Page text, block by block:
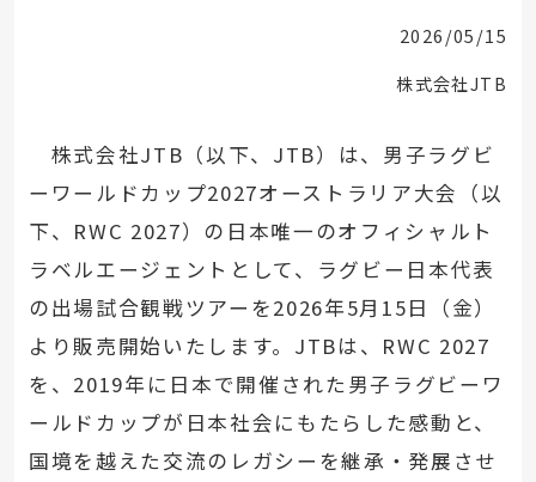
2026/05/15
株式会社JTB
株式会社JTB（以下、JTB）は、男子ラグビ
ーワールドカップ2027オーストラリア大会（以
下、RWC 2027）の日本唯一のオフィシャルト
ラベルエージェントとして、ラグビー日本代表
の出場試合観戦ツアーを2026年5月15日（金）
より販売開始いたします。JTBは、RWC 2027
を、2019年に日本で開催された男子ラグビーワ
ールドカップが日本社会にもたらした感動と、
国境を越えた交流のレガシーを継承・発展させ